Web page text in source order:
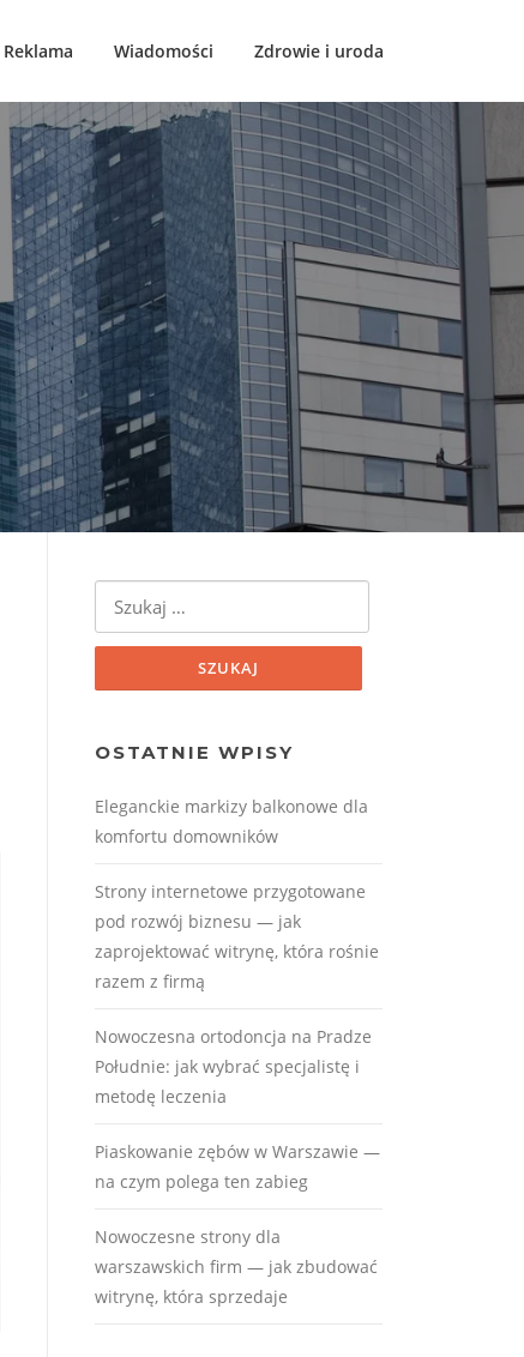
Reklama Wiadomości Zdrowie i uroda
Szukaj:
OSTATNIE WPISY
Eleganckie markizy balkonowe dla
komfortu domowników
Strony internetowe przygotowane
pod rozwój biznesu — jak
zaprojektować witrynę, która rośnie
razem z firmą
Nowoczesna ortodoncja na Pradze
Południe: jak wybrać specjalistę i
metodę leczenia
Piaskowanie zębów w Warszawie —
na czym polega ten zabieg
Nowoczesne strony dla
warszawskich firm — jak zbudować
witrynę, która sprzedaje